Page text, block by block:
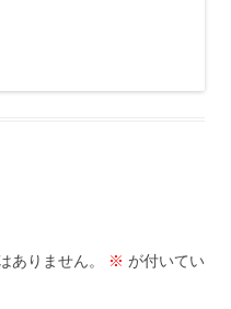
ありません。 ※ が付いてい